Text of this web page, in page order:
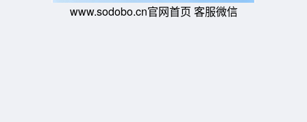
www.sodobo.cn官网首页 客服微信